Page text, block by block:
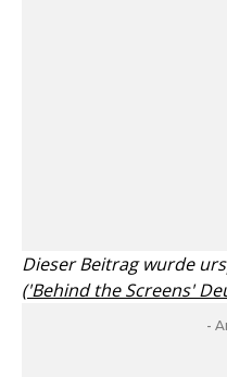
Dieser Beitrag wurde
('Behind the Screens'
-